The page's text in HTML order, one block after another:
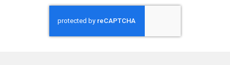
Samsung Honduras
Samsung Nicaragua
Samsung Panamá